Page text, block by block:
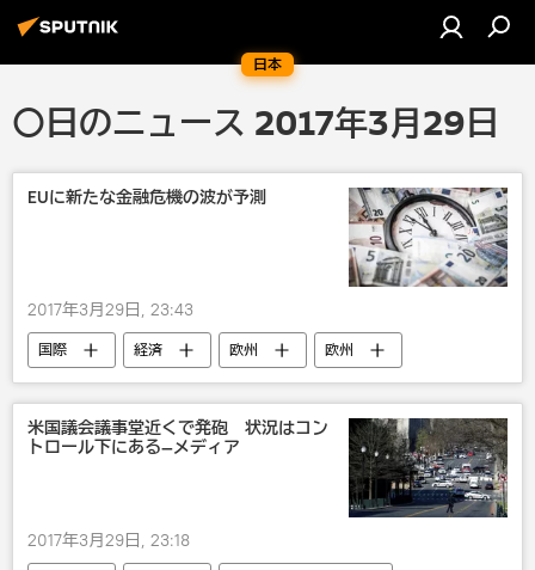
日本
〇日のニュース 2017年3月29日
EUに新たな金融危機の波が予測
2017年3月29日, 23:43
国際 経済 欧州 欧州
米国議会議事堂近くで発砲 状況はコン
トロール下にある―メディア
2017年3月29日, 23:18